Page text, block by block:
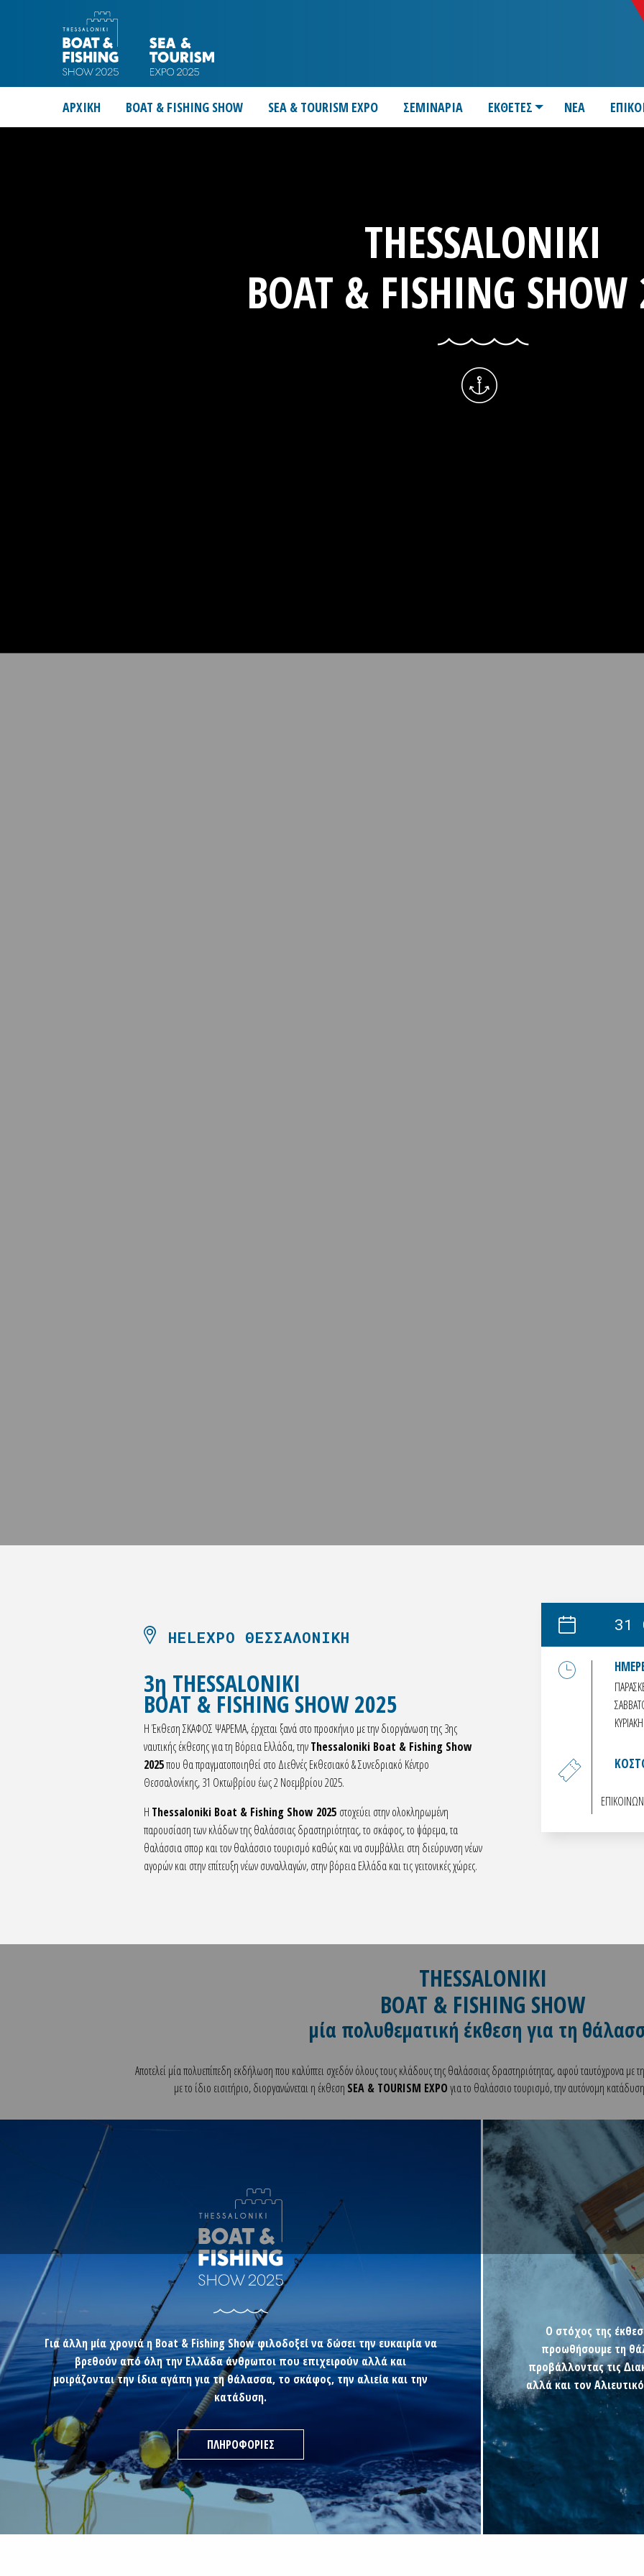
ΑΡΧΙΚΗ BOAT & FISHING SHOW SEA & TOURISM EXPO ΣΕΜΙΝΑΡΙΑ ΕΚΘΕΤΕΣ ΝΕΑ
THESSALONIKI
BOAT & FISHING
HELEXPO ΘΕΣΣΑΛΟΝΙΚΗ
3η THESSALONIKI
BOAT & FISHING SHOW 2025
H Έκθεση ΣΚΑΦΟΣ ΨΑΡΕΜΑ, έρχεται ξανά στο προσκήνιο με την διοργάνωση της 3ης
ναυτικής έκθεσης για τη Βόρεια Ελλάδα, τηνThessaloniki Boat & Fishing Show
2025που θα πραγματοποιηθεί στο Διεθνές Εκθεσιακό & Συνεδριακό Κέντρο
Θεσσαλονίκης, 31 Οκτωβρίου έως 2 Νοεμβρίου 2025.
Η Thessaloniki Boat & Fishing Show 2025στοχεύει στην ολοκληρωμένη
παρουσίαση των κλάδων της θαλάσσιας δραστηριότητας, το σκάφος, το ψάρεμα, τα
θαλάσσια σπορ και τον θαλάσσιο τουρισμό καθώς και να συμβάλλει στη διεύρυνση νέων
αγορών και στην επίτευξη νέων συναλλαγών, στην βόρεια Ελλάδα και τις γειτονικές χώρες.
31
THESSALONIKI
BOAT & FISHING SHOW
μία πολυθεματική έκθεση για τη
Αποτελεί μία πολυεπίπεδη εκδήλωση που καλύπτει σχεδόν όλους τους κλάδους της θαλάσσιας δραστηριότητας, αφού ταυτόχρονα με
με το ίδιο εισιτήριο, διοργανώνεται η έκθεση SEA & TOURISM EXPOγια το θαλάσσιο τουρισμό, την αυτόνομη
Για άλλη μία χρονιά η Boat & Fishing Show φιλοδοξεί να δώσει την ευκαιρία να
βρεθούν από όλη την Ελλάδα άνθρωποι που επιχειρούν αλλά και
μοιράζονται την ίδια αγάπη για τη θάλασσα, το σκάφος, την αλιεία και την
κατάδυση.
ΠΛΗΡΟΦΟΡΙΕΣ
Ο στόχος της
προωθήσουµε τη
προβάλλοντας τις
αλλά και τον